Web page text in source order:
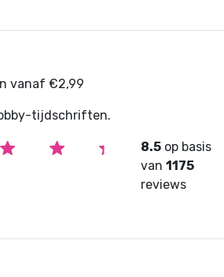
vanaf €2,99
tijdschriften.
8.5 op basis
van1175
reviews